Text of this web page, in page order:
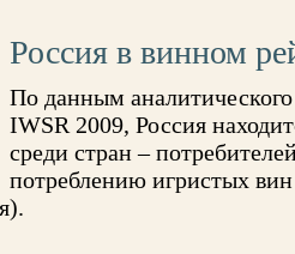
Россия в винном
По данным
IWSR 2009, Россия
среди стран –
потреблению игристых